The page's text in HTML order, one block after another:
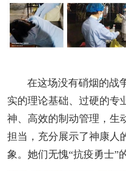
在这场没有硝烟的战
实的理论基础、过硬的专
神、高效的制动管理，生
担当，充分展示了神康人
象。她们无愧“抗疫勇士”